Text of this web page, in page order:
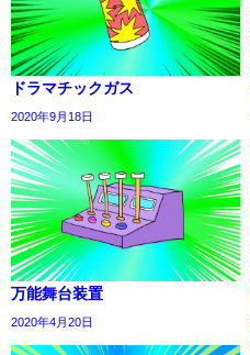
ドラマチックガス
2020年9月18日
万能舞台装置
2020年4月20日